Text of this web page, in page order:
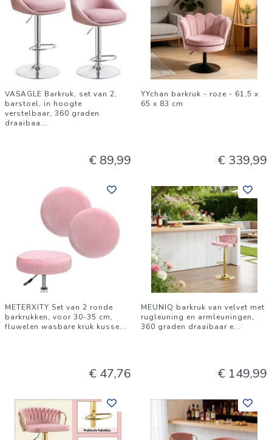
VASAGLE Barkruk, set van 2,
barstoel, in hoogte
verstelbaar, 360 graden
draaibaa...
€ 89,99
YYchan barkruk - roze - 61,5 x
65 x 83 cm
€ 339,99
METERXITY Set van 2 ronde
barkrukken, voor 30-35 cm,
fluwelen wasbare kruk kusse...
€ 47,76
MEUNIQ barkruk van velvet met
rugleuning en armleuningen,
360 graden draaibaar e...
€ 149,99